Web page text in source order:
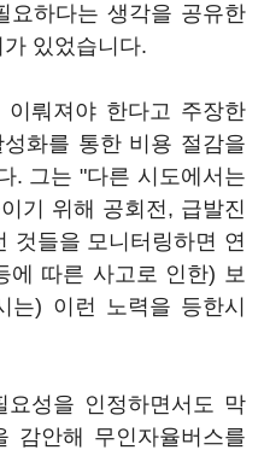
요하다는 생각을 공유한
있었습니다.
뤄져야 한다고 주장한
화를 통한 비용 절감을
. 그는 "다른 시도에서는
기 위해 공회전, 급발진
것들을 모니터링하면 연
에 따른 사고로 인한) 보
는) 이런 노력을 등한시
성을 인정하면서도 막
감안해 무인자율버스를